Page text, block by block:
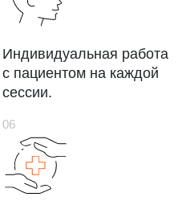
Индивидуальная работа
с пациентом на каждой
сессии.